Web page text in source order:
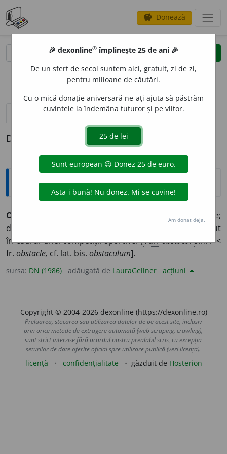
savings Donează
clear
opțiuni
definiții (1) pronunțievolume_up (44)
Definiția cu ID-ul 427083:
Explicative DEX
OBST
) Opoziție;
dificultate, piedică.
Gard, șanț etc. care trebuie trecut
în cadrul unei competiții sportive. [Var. obstacul s.n./ <
fr. obstacle, cf. lat. bis. obstaculum].
sursa: DN (1986) adăugată de LauraGellner acțiuni
Copyright © 2004-2026 dexonline (https://dexonline.ro)
Preluarea, stocarea sau utilizarea datelor de pe acest site, inclusiv
prin orice metode de extragere automată (web scraping, crawling),
sunt strict interzise fără acordul nostru prealabil scris, cu excepția
seturilor de date oferite oficial spre utilizare publică (vezi licența).
licență confidențialitate găzduit de Hosterion
🎉 dexonline® împlinește 25 de ani 🎉
De un sfert de secol suntem aici, gratuit, zi de zi,
pentru milioane de căutări.
Cu o mică donație aniversară ne-ați ajuta să păstrăm
cuvintele la îndemâna tuturor și pe viitor.
Am donat deja.